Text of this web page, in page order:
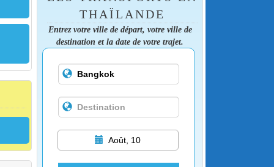
THAÏLANDE
Entrez votre ville de départ, votre ville de
destination et la date de votre trajet.
Août, 10